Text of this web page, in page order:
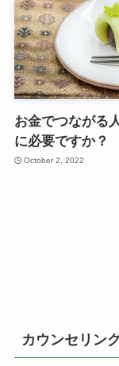
お金でつながる
に必要ですか？
October 2, 2022
カウンセリン